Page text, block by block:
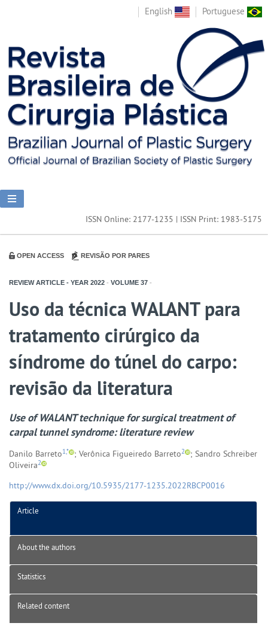
English Portuguese
ISSN Online: 2177-1235 | ISSN Print: 1983-5175
OPEN ACCESS REVISÃO POR PARES
REVIEW ARTICLE - YEAR 2022 - VOLUME 37 -
Uso da técnica WALANT para
tratamento cirúrgico da
síndrome do túnel do carpo:
revisão da literatura
Use of WALANT technique for surgical treatment of
carpal tunnel syndrome: literature review
Danilo Barreto1,* ; Verônica Figueiredo Barreto2
; Sandro Schreiber
Oliveira2
http://www.dx.doi.org/10.5935/2177-1235.2022RBCP0016
Article
About the authors
Statistics
Related content